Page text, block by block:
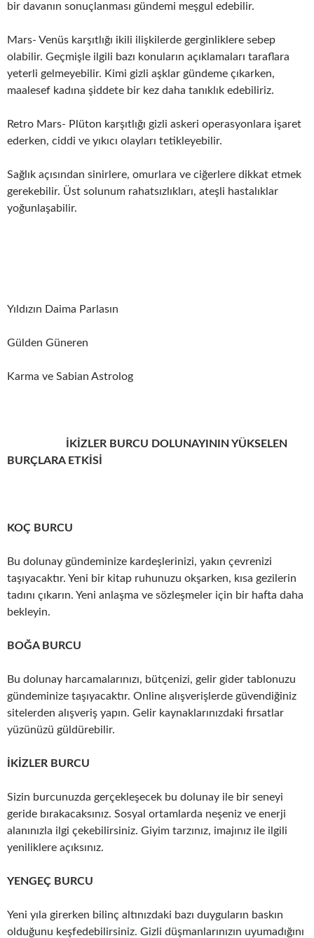
bir davanın sonuçlanması gündemi meşgul edebilir.
Mars- Venüs karşıtlığı ikili ilişkilerde gerginliklere sebep
olabilir. Geçmişle ilgili bazı konuların açıklamaları taraflara
yeterli gelmeyebilir. Kimi gizli aşklar gündeme çıkarken,
maalesef kadına şiddete bir kez daha tanıklık edebiliriz.
Retro Mars- Plüton karşıtlığı gizli askeri operasyonlara işaret
ederken, ciddi ve yıkıcı olayları tetikleyebilir.
Sağlık açısından sinirlere, omurlara ve ciğerlere dikkat etmek
gerekebilir. Üst solunum rahatsızlıkları, ateşli hastalıklar
yoğunlaşabilir.
Yıldızın Daima Parlasın
Gülden Güneren
Karma ve Sabian Astrolog
İKİZLER BURCU DOLUNAYININ YÜKSELEN
BURÇLARA ETKİSİ
KOÇ BURCU
Bu dolunay gündeminize kardeşlerinizi, yakın çevrenizi
taşıyacaktır. Yeni bir kitap ruhunuzu okşarken, kısa gezilerin
tadını çıkarın. Yeni anlaşma ve sözleşmeler için bir hafta daha
bekleyin.
BOĞA BURCU
Bu dolunay harcamalarınızı, bütçenizi, gelir gider tablonuzu
gündeminize taşıyacaktır. Online alışverişlerde güvendiğiniz
sitelerden alışveriş yapın. Gelir kaynaklarınızdaki fırsatlar
yüzünüzü güldürebilir.
İKİZLER BURCU
Sizin burcunuzda gerçekleşecek bu dolunay ile bir seneyi
geride bırakacaksınız. Sosyal ortamlarda neşeniz ve enerji
alanınızla ilgi çekebilirsiniz. Giyim tarzınız, imajınız ile ilgili
yeniliklere açıksınız.
YENGEÇ BURCU
Yeni yıla girerken bilinç altınızdaki bazı duyguların baskın
olduğunu keşfedebilirsiniz. Gizli düşmanlarınızın uyumadığını